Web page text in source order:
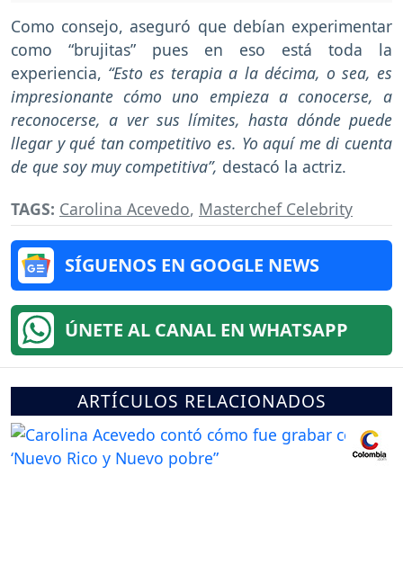
Como consejo, aseguró que debían experimentar
como “brujitas” pues en eso está toda la
experiencia, “Esto es terapia a la décima, o sea, es
impresionante cómo uno empieza a conocerse, a
reconocerse, a ver sus límites, hasta dónde puede
llegar y qué tan competitivo es. Yo aquí me di cuenta
de que soy muy competitiva”, destacó la actriz.
TAGS: Carolina Acevedo, Masterchef Celebrity
SÍGUENOS EN GOOGLE NEWS
ÚNETE AL CANAL EN WHATSAPP
ARTÍCULOS RELACIONADOS